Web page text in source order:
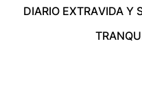
DIARIO EXTRAVIDA Y